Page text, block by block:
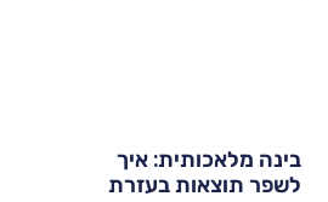
מלאכותית: איך
תוצאות בעזרת